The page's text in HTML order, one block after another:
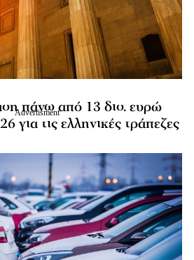
πάνω από 13 δισ. ευρώ
για τις ελληνικές τράπεζες